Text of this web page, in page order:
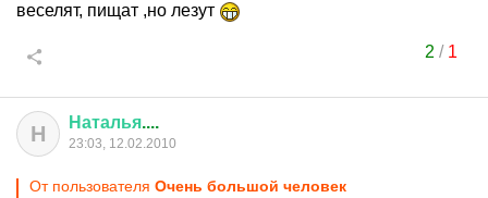
веселят, пищат ,но лезут
2 / 1
Н Наталья....
23:03, 12.02.2010
От пользователя Очень большой человек